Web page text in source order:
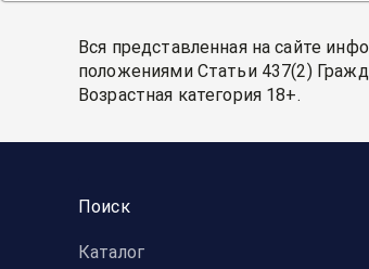
Вся представленная на сайте
положениями Статьи 437(2)
Возрастная категория 18+.
Поиск
Каталог